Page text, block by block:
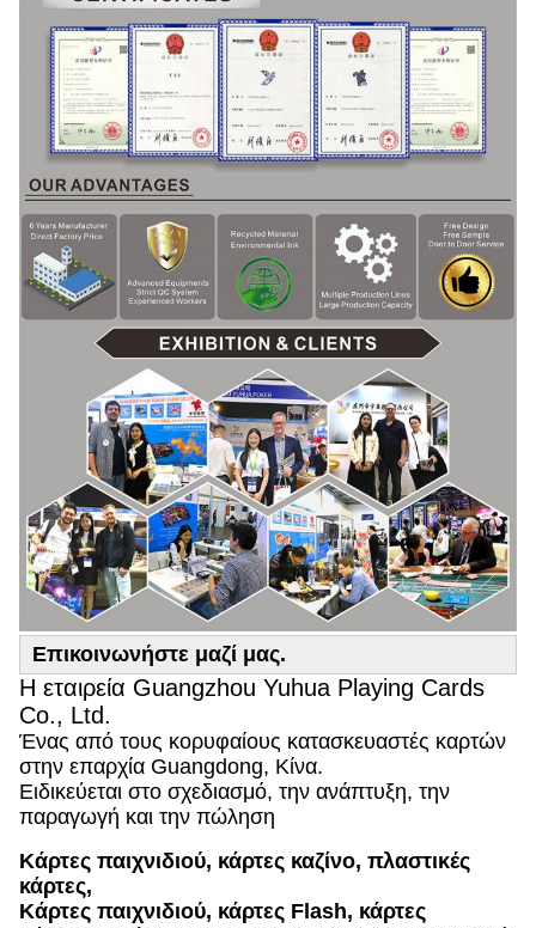
Επικοινωνήστε μαζί μας.
Η εταιρεία Guangzhou Yuhua Playing Cards
Co., Ltd.
Ένας από τους κορυφαίους κατασκευαστές καρτών
στην επαρχία Guangdong, Κίνα.
Ειδικεύεται στο σχεδιασμό, την ανάπτυξη, την
παραγωγή και την πώληση
Κάρτες παιχνιδιού, κάρτες καζίνο, πλαστικές
κάρτες,
Κάρτες παιχνιδιού, κάρτες Flash, κάρτες